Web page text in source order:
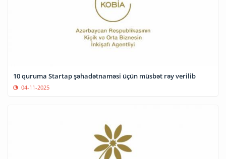
10 quruma Startap şəhadətnaməsi üçün müsbət rəy verilib
04-11-2025